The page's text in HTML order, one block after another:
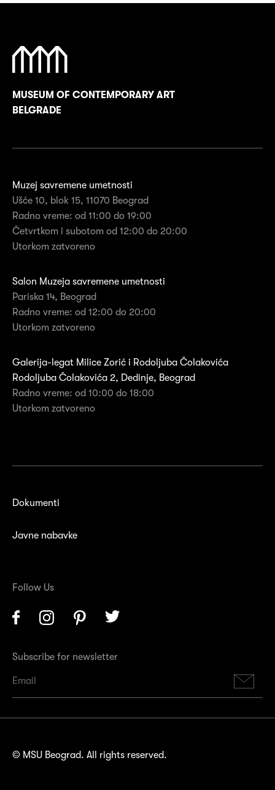
MUSEUM OF CONTEMPORARY ART
BELGRADE
Muzej savremene umetnosti
Ušće 10, blok 15, 11070 Beograd
Radno vreme: od 11:00 do 19:00
Četvrtkom i subotom od 12:00 do 20:00
Utorkom zatvoreno
Salon Muzeja savremene umetnosti
Pariska 14, Beograd
Radno vreme: od 12:00 do 20:00
Utorkom zatvoreno
Galerija-legat Milice Zorić i Rodoljuba Čolakovića
Rodoljuba Čolakovića 2, Dedinje, Beograd
Radno vreme: od 10:00 do 18:00
Utorkom zatvoreno
Dokumenti
Javne nabavke
Follow Us
Facebook InstagramPinterest
Subscribe for newsletter
© MSU Beograd. All rights reserved.